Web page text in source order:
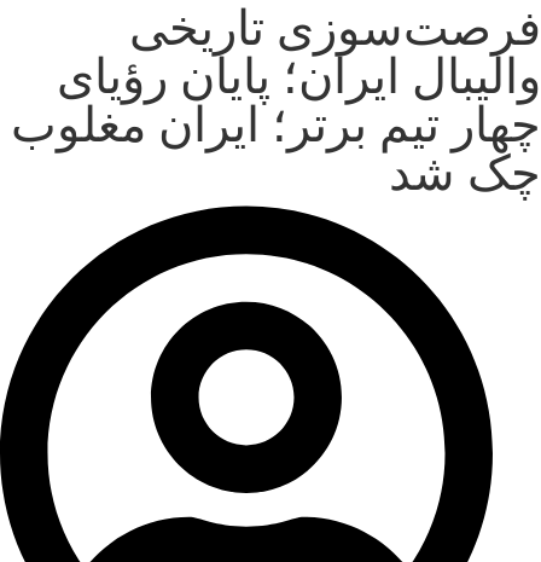
فرصت‌سوزی تاریخی
والیبال ایران؛ پایان رؤیای
چهار تیم برتر؛ ایران مغلوب
چک شد